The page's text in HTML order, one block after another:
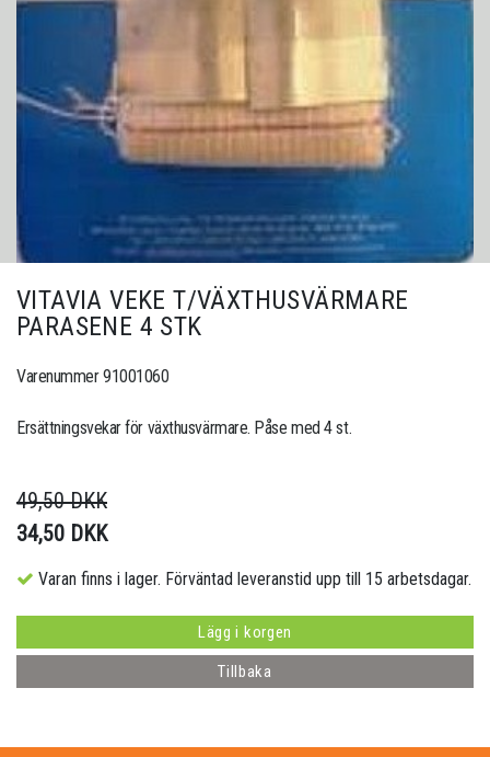
VITAVIA VEKE T/VÄXTHUSVÄRMARE
PARASENE 4 STK
Varenummer 91001060
Ersättningsvekar för växthusvärmare. Påse med 4 st.
49,50 DKK
34,50 DKK
Varan finns i lager. Förväntad leveranstid upp till 15 arbetsdagar.
Lägg i korgen
Tillbaka